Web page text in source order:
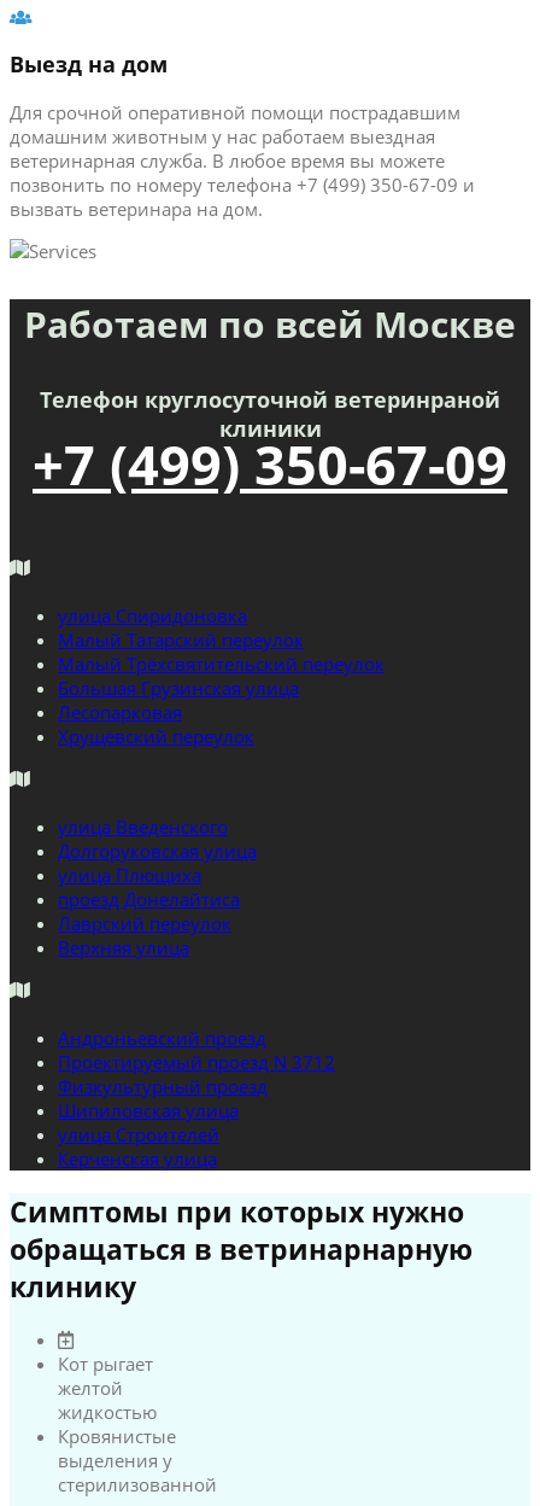
Выезд на дом
Для срочной оперативной помощи пострадавшим
домашним животным у нас работаем выездная
ветеринарная служба. В любое время вы можете
позвонить по номеру телефона +7 (499) 350-67-09 и
вызвать ветеринара на дом.
Работаем по всей Москве
Телефон круглосуточной ветеринраной
клиники
+7 (499) 350-67-09
улица Спиридоновка
Малый Татарский переулок
Малый Трёхсвятительский переулок
Большая Грузинская улица
Лесопарковая
Хрущёвский переулок
улица Введенского
Долгоруковская улица
улица Плющиха
проезд Донелайтиса
Лаврский переулок
Верхняя улица
Андроньевский проезд
Проектируемый проезд N 3712
Физкультурный проезд
Шипиловская улица
улица Строителей
Керченская улица
Симптомы при которых нужно
обращаться в ветринарнарную
клинику
Кот рыгает
желтой
жидкостью
Кровянистые
выделения у
стерилизованной